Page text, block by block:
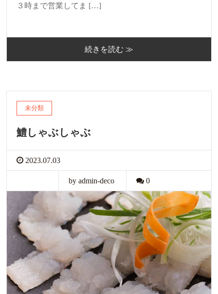
３時まで営業してま […]
続きを読む ≫
未分類
鱧しゃぶしゃぶ
2023.07.03
by admin-deco 0